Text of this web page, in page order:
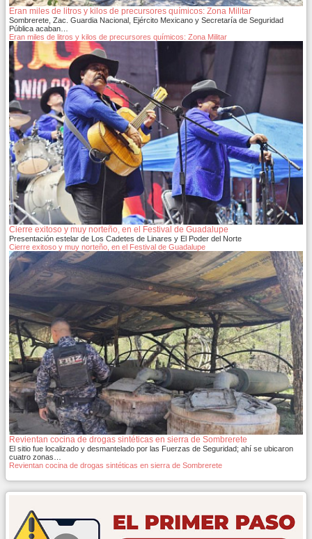
Eran miles de litros y kilos de precursores químicos: Zona Militar
Sombrerete, Zac. Guardia Nacional, Ejército Mexicano y Secretaría de Seguridad
Pública acaban…
Eran miles de litros y kilos de precursores químicos: Zona Militar
Cierre exitoso y muy norteño, en el Festival de Guadalupe
Presentación estelar de Los Cadetes de Linares y El Poder del Norte
Cierre exitoso y muy norteño, en el Festival de Guadalupe
Revientan cocina de drogas sintéticas en sierra de Sombrerete
El sitio fue localizado y desmantelado por las Fuerzas de Seguridad; ahí se ubicaron
cuatro zonas…
Revientan cocina de drogas sintéticas en sierra de Sombrerete